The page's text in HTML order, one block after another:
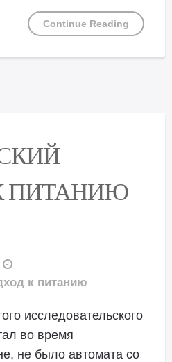
Continue Reading
ПИТАНИЮ
к питанию
исследовательского
во время
не было автомата со